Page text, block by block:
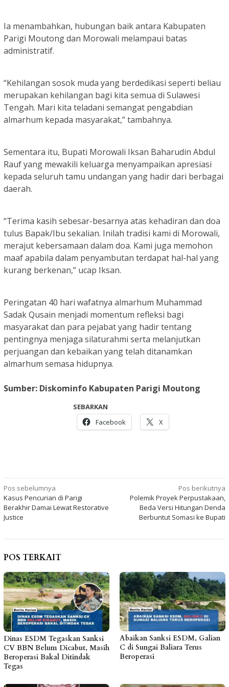
Ia menambahkan, hubungan baik antara Kabupaten
Parigi Moutong dan Morowali melampaui batas
administratif.
“Kehilangan sosok muda yang berdedikasi seperti beliau
merupakan kehilangan bagi kita semua di Sulawesi
Tengah. Mari kita teladani semangat pengabdian
almarhum kepada masyarakat,” tambahnya.
Sementara itu, Bupati Morowali Iksan Baharudin Abdul
Rauf yang mewakili keluarga menyampaikan apresiasi
kepada seluruh tamu undangan yang hadir dari berbagai
daerah.
“Terima kasih sebesar-besarnya atas kehadiran dan doa
tulus Bapak/Ibu sekalian. Inilah tradisi kami di Morowali,
merajut kebersamaan dalam doa. Kami juga memohon
maaf apabila dalam penyambutan terdapat hal-hal yang
kurang berkenan,” ucap Iksan.
Peringatan 40 hari wafatnya almarhum Muhammad
Sadak Qusain menjadi momentum refleksi bagi
masyarakat dan para pejabat yang hadir tentang
pentingnya menjaga silaturahmi serta melanjutkan
perjuangan dan kebaikan yang telah ditanamkan
almarhum semasa hidupnya.
Sumber: Diskominfo Kabupaten Parigi Moutong
SEBARKAN
Facebook
X
Navigasi
pos
Pos sebelumnya
Kasus Pencurian di Parigi
Berakhir Damai Lewat Restorative
Justice
Pos berikutnya
Polemik Proyek Perpustakaan,
Beda Versi Hitungan Denda
Berbuntut Somasi ke Bupati
POS TERKAIT
Dinas ESDM Tegaskan Sanksi
CV BBN Belum Dicabut, Masih
Beroperasi Bakal Ditindak
Tegas
Abaikan Sanksi ESDM, Galian
C di Sungai Baliara Terus
Beroperasi